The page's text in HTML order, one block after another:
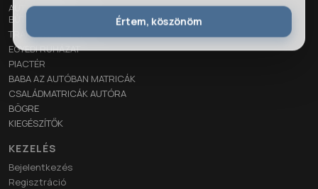
AUTÓCSOMAGOLÓ és
BÚTORFÓLIÁK
TRAKTOR MATRICÁK
EGYEDI RUHÁZAT
PIACTÉR
BABA AZ AUTÓBAN MATRICÁK
CSALÁDMATRICÁK AUTÓRA
BÖGRE
KIEGÉSZÍTŐK
KEZELÉS
Bejelentkezés
Regisztráció
Értem, köszönöm